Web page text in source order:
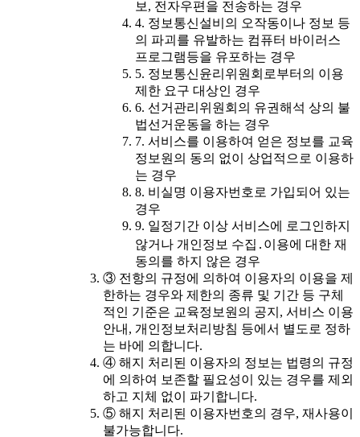
보, 전자우편을 전송하는 경우
4. 정보통신설비의 오작동이나 정보 등
의 파괴를 유발하는 컴퓨터 바이러스
프로그램등을 유포하는 경우
5. 정보통신윤리위원회로부터의 이용
제한 요구 대상인 경우
6. 선거관리위원회의 유권해석 상의 불
법선거운동을 하는 경우
7. 서비스를 이용하여 얻은 정보를 교육
정보원의 동의 없이 상업적으로 이용하
는 경우
8. 비실명 이용자번호로 가입되어 있는
경우
9. 일정기간 이상 서비스에 로그인하지
않거나 개인정보 수집․이용에 대한 재
동의를 하지 않은 경우
③ 전항의 규정에 의하여 이용자의 이용을 제
한하는 경우와 제한의 종류 및 기간 등 구체
적인 기준은 교육정보원의 공지, 서비스 이용
안내, 개인정보처리방침 등에서 별도로 정하
는 바에 의합니다.
④ 해지 처리된 이용자의 정보는 법령의 규정
에 의하여 보존할 필요성이 있는 경우를 제외
하고 지체 없이 파기합니다.
⑤ 해지 처리된 이용자번호의 경우, 재사용이
불가능합니다.